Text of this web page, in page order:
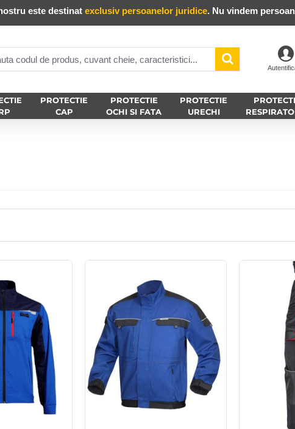
este destinat exclusiv persoanelor juridice. Nu vindem
PROTECTIE
CAP
PROTECTIE
OCHI SI FATA
PROTECTIE
URECHI